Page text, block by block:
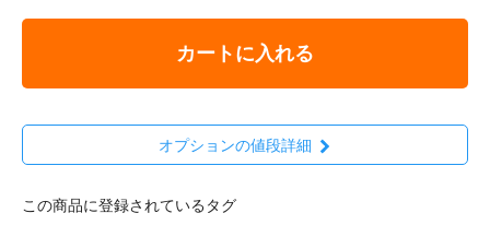
カートに入れる
オプションの値段詳細
この商品に登録されているタグ